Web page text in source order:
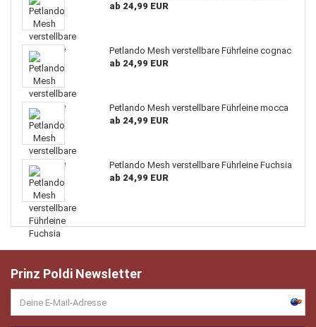
ab 24,99 EUR
Petlando Mesh verstellbare Führleine cognac
ab 24,99 EUR
Petlando Mesh verstellbare Führleine mocca
ab 24,99 EUR
Petlando Mesh verstellbare Führleine Fuchsia
ab 24,99 EUR
Prinz Poldi Newsletter